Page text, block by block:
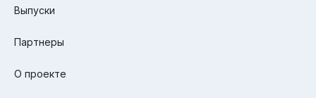
Выпуски
Партнеры
О проекте